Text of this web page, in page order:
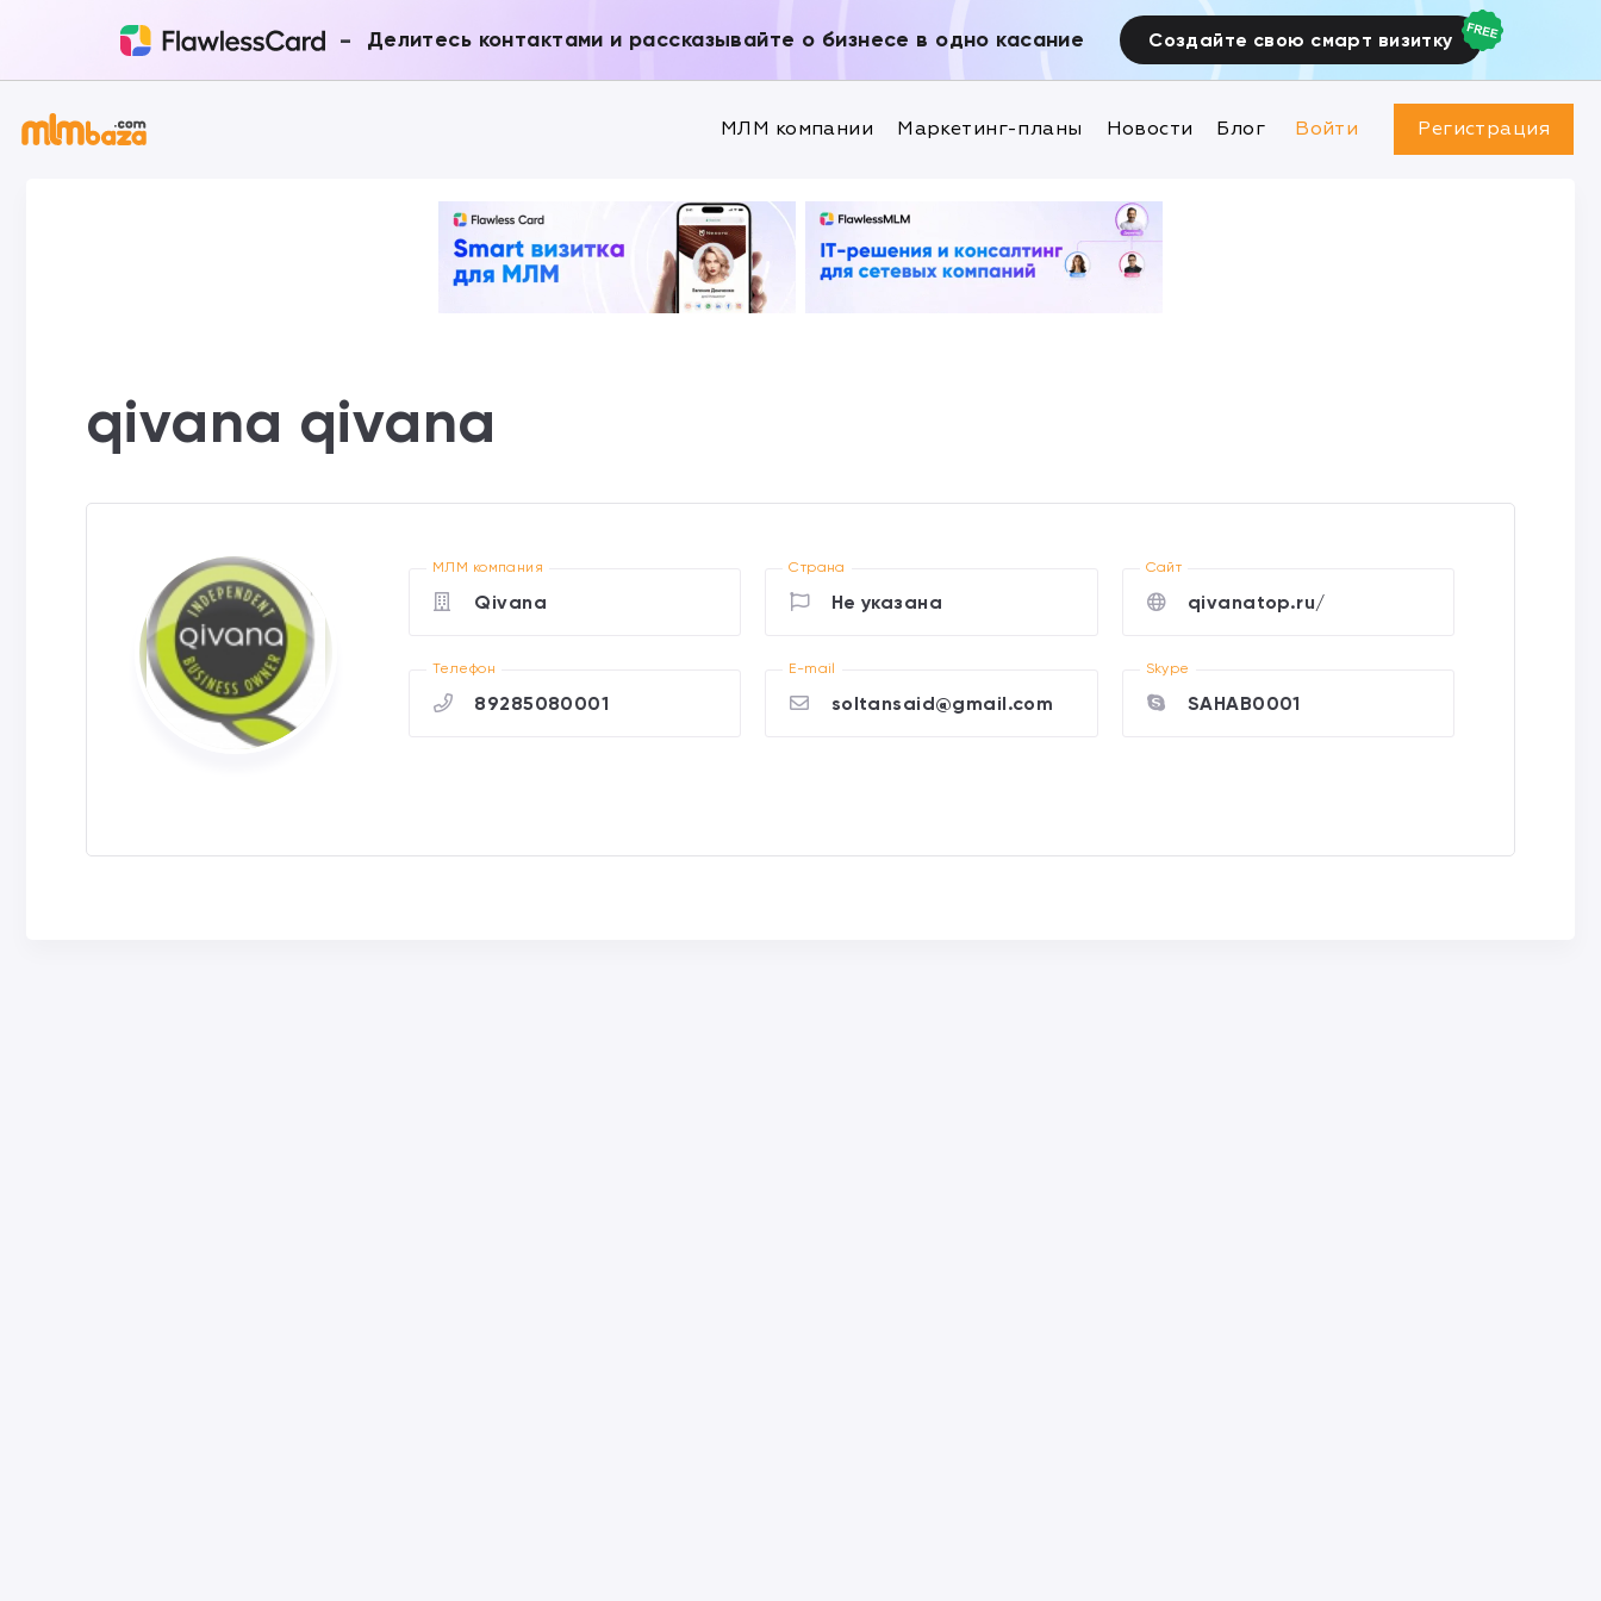
- Делитесь контактами и рассказывайте о бизнесе в одно касание Создайте свою смарт визитку
МЛМ компании Маркетинг-планы Новости Блог Войти Регистрация
qivana qivana
МЛМ компания
Qivana
Страна
Не указана
Cайт
qivanatop.ru/
Телефон
89285080001
E-mail
soltansaid@gmail.com
Skype
SAHAB0001